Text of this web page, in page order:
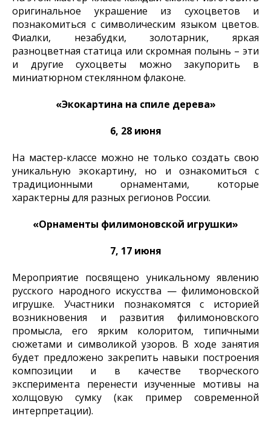
оригинальное украшение из сухоцветов и
познакомиться с символическим языком цветов.
Фиалки, незабудки, золотарник, яркая
разноцветная статица или скромная полынь – эти
и другие сухоцветы можно закупорить в
миниатюрном стеклянном флаконе.
«Экокартина на спиле дерева»
6, 28 июня
На мастер-классе можно не только создать свою
уникальную экокартину, но и ознакомиться с
традиционными орнаментами, которые
характерны для разных регионов России.
«Орнаменты филимоновской игрушки»
7, 17 июня
Мероприятие посвящено уникальному явлению
русского народного искусства — филимоновской
игрушке. Участники познакомятся с историей
возникновения и развития филимоновского
промысла, его ярким колоритом, типичными
сюжетами и символикой узоров. В ходе занятия
будет предложено закрепить навыки построения
композиции и в качестве творческого
эксперимента перенести изученные мотивы на
холщовую сумку (как пример современной
интерпретации).